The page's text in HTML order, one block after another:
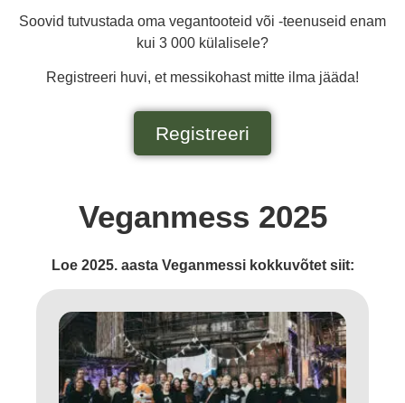
Soovid tutvustada oma vegantooteid või -teenuseid enam
kui 3 000 külalisele?
Registreeri huvi, et messikohast mitte ilma jääda!
Registreeri
Veganmess 2025
Loe 2025. aasta Veganmessi kokkuvõtet siit: